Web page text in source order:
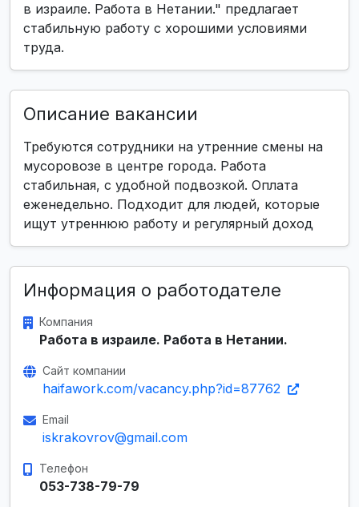
в израиле. Работа в Нетании." предлагает
стабильную работу с хорошими условиями
труда.
Описание вакансии
Требуются сотрудники на утренние смены на
мусоровозе в центре города. Работа
стабильная, с удобной подвозкой. Оплата
еженедельно. Подходит для людей, которые
ищут утреннюю работу и регулярный доход
Информация о работодателе
Компания
Работа в израиле. Работа в Нетании.
Сайт компании
haifawork.com/vacancy.php?id=87762
Email
iskrakovrov@gmail.com
Телефон
053-738-79-79